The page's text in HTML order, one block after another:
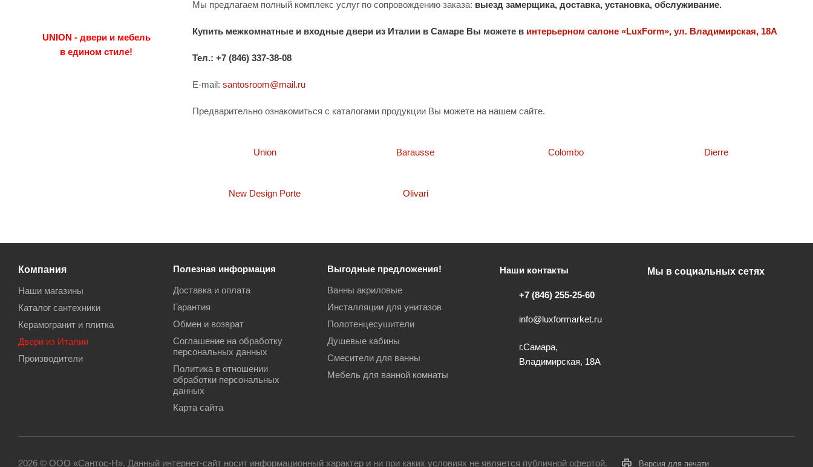
Мы предлагаем полный комплекс услуг по сопровождению заказа: выезд замерщика, доставка, установка, обслуживание.
Купить межкомнатные и входные двери из Италии в Самаре Вы можете в интерьерном салоне «LuxForm», ул. Владимирская, 18А
Тел.: +7 (846) 337-38-08
E-mail: santosroom@mail.ru
Предварительно ознакомиться с каталогами продукции Вы можете на нашем сайте.
Union Barausse Colombo Dierre
New Design Porte Olivari
UNION - двери и мебель
в едином стиле!
Компания
Наши магазины
Каталог сантехники
Керамогранит и плитка
Двери из Италии
Производители
Полезная информация
Доставка и оплата
Гарантия
Обмен и возврат
Соглашение на обработку
персональных данных
Политика в отношении
обработки персональных
данных
Карта сайта
Выгодные предложения!
Ванны акриловые
Инсталляции для унитазов
Полотенцесушители
Душевые кабины
Смесители для ванны
Мебель для ванной комнаты
Наши контакты
+7 (846) 255-25-60
info@luxformarket.ru
г.Самара,
Владимирская, 18А
Мы в социальных сетях
2026 © ООО «Сантос-Н». Данный интернет-сайт носит информационный характер и ни при каких условиях не является публичной офертой. Версия для печати